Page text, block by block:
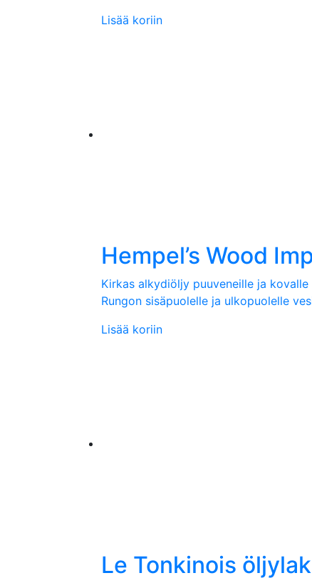
Lisää koriin
Hempel’s Wood
Kirkas alkydiöljy puuveneille ja
Rungon sisäpuolelle ja ulkopuolelle
Lisää koriin
Le Tonkinois